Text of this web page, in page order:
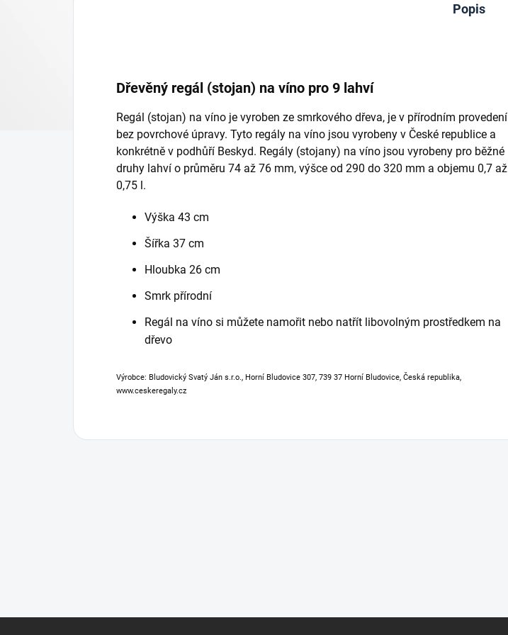
Popis
Dřevěný regál (stojan) na víno pro 9 lahví
Regál (stojan) na víno je vyroben ze smrkového dřeva, je v přírodním provedení
bez povrchové úpravy. Tyto regály na víno jsou vyrobeny v České republice a
konkrétně v podhůří Beskyd. Regály (stojany) na víno jsou vyrobeny pro běžné
druhy lahví o průměru 74 až 76 mm, výšce od 290 do 320 mm a objemu 0,7 až
0,75 l.
Výška 43 cm
Šířka 37 cm
Hloubka 26 cm
Smrk přírodní
Regál na víno si můžete namořit nebo natřít libovolným prostředkem na
dřevo
Výrobce: Bludovický Svatý Ján s.r.o., Horní Bludovice 307, 739 37 Horní Bludovice, Česká republika,
www.ceskeregaly.cz